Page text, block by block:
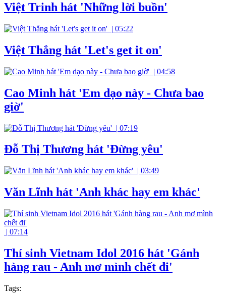
Việt Trinh hát 'Những lời buồn'
| 05:22
Việt Thắng hát 'Let's get it on'
| 04:58
Cao Minh hát 'Em dạo này - Chưa bao
giờ'
| 07:19
Đỗ Thị Thương hát 'Đừng yêu'
| 03:49
Văn Lĩnh hát 'Anh khác hay em khác'
| 07:14
Thí sinh Vietnam Idol 2016 hát 'Gánh
hàng rau - Anh mơ mình chết đi'
Tags: